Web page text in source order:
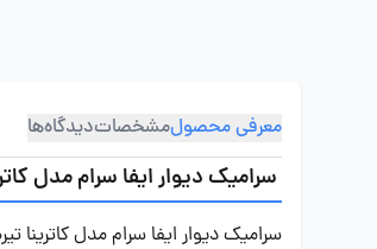
معرفی محصولمشخصاتدیدگاه‌ها
سرامیک دیوار ایفا سرام مدل کاترینا